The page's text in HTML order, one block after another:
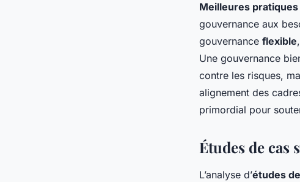
Meilleures pratiques
gouvernance aux
gouvernance flexible
Une gouvernance
contre les risques,
alignement des
primordial pour
Études de cas
L’analyse d’études